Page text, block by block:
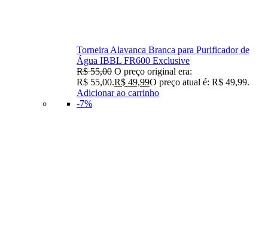
Torneira Alavanca Branca para Purificador de
Água IBBL FR600 Exclusive
R$55,00 O preço original era:
R$ 55,00.R$ 49,99O preço atual é: R$ 49,99.
Adicionar ao carrinho
-7%